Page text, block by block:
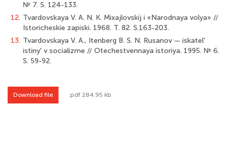
№ 7. S. 124-133.
12. Tvardovskaya V. A. N. K. Mixajlovskij i «Narodnaya volya» //
Istoricheskie zapiski. 1968. T. 82. S.163-203.
13. Tvardovskaya V. A., Itenberg B. S. N. Rusanov — iskatel'
istiny' v socializme // Otechestvennaya istoriya. 1995. № 6.
S. 59-92.
Download file .pdf 284.95 kb